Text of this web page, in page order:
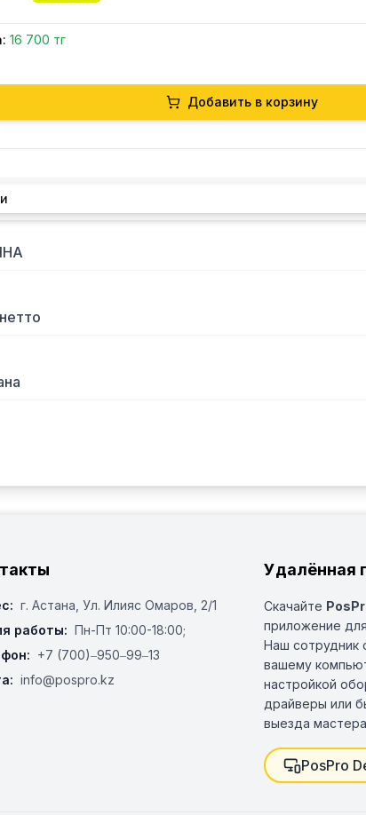
16 700 тг
Добавить в корзину
г. Астана, ​Ул. Илияс Омаров, 2/1
работы: Пн-Пт 10:00-18:00;
+7 (700)‒950‒99‒13
info@pospro.kz
Удалённая
Скачайте
приложение
Наш сотрудник
вашему
настройкой
драйверы или
выезда
PosPro